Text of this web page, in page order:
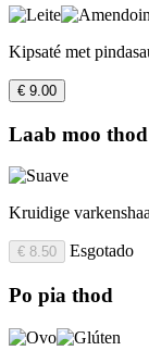
Kipsaté met
€ 9.00
Laab moo thod
Kruidige
€ 8.50 Esgotado
Po pia thod